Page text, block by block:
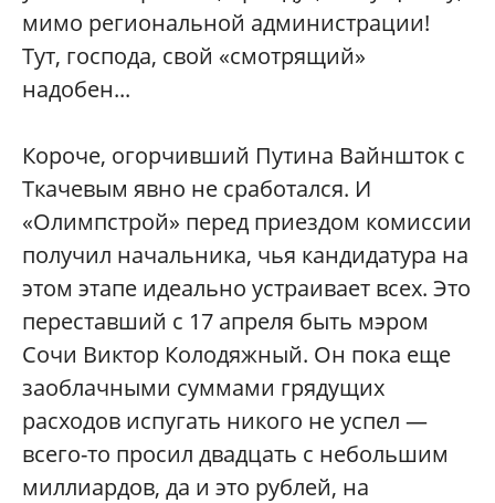
мимо региональной администрации!
Тут, господа, свой «смотрящий»
надобен...
Короче, огорчивший Путина Вайншток с
Ткачевым явно не сработался. И
«Олимпстрой» перед приездом комиссии
получил начальника, чья кандидатура на
этом этапе идеально устраивает всех. Это
переставший с 17 апреля быть мэром
Сочи Виктор Колодяжный. Он пока еще
заоблачными суммами грядущих
расходов испугать никого не успел —
всего-то просил двадцать с небольшим
миллиардов, да и это рублей, на